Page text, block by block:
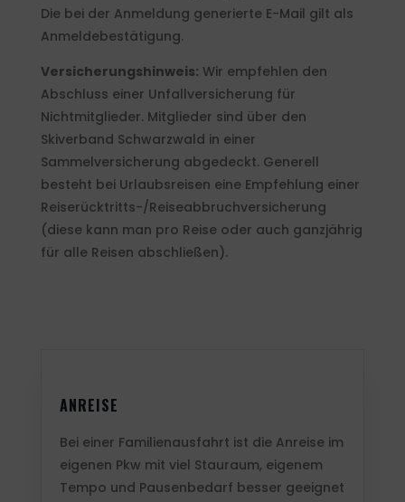
Die bei der Anmeldung generierte E-Mail gilt als
Anmeldebestätigung.
Versicherungshinweis: Wir empfehlen den
Abschluss einer Unfallversicherung für
Nichtmitglieder. Mitglieder sind über den
Skiverband Schwarzwald in einer
Sammelversicherung abgedeckt. Generell
besteht bei Urlaubsreisen eine Empfehlung einer
Reiserücktritts-/Reiseabbruchversicherung
(diese kann man pro Reise oder auch ganzjährig
für alle Reisen abschließen).
ANREISE
Bei einer Familienausfahrt ist die Anreise im
eigenen Pkw mit viel Stauraum, eigenem
Tempo und Pausenbedarf besser geeignet